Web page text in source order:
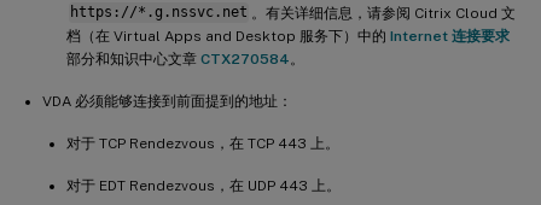
https://*.g.nssvc.net 。有关详细信息，请参阅 Citrix Cloud 文
档（在 Virtual Apps and Desktop 服务下）中的 Internet 连接要求
部分和知识中心文章 CTX270584 。
VDA 必须能够连接到前面提到的地址：
对于 TCP Rendezvous，在 TCP 443 上。
对于 EDT Rendezvous，在 UDP 443 上。